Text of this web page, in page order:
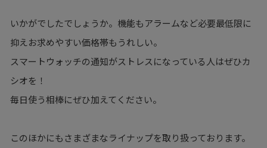
いかがでしたでしょうか。機能もアラームなど必要最低限に
抑えお求めやすい価格帯もうれしい。
スマートウォッチの通知がストレスになっている人はぜひカ
シオを！
毎日使う相棒にぜひ加えてください。
このほかにもさまざまなライナップを取り扱っております。